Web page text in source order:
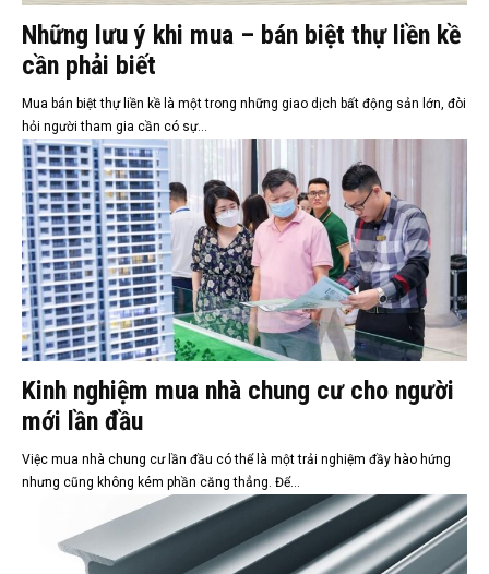
Những lưu ý khi mua – bán biệt thự liền kề
cần phải biết
Mua bán biệt thự liền kề là một trong những giao dịch bất động sản lớn, đòi
hỏi người tham gia cần có sự...
Kinh nghiệm mua nhà chung cư cho người
mới lần đầu
Việc mua nhà chung cư lần đầu có thể là một trải nghiệm đầy hào hứng
nhưng cũng không kém phần căng thẳng. Để...